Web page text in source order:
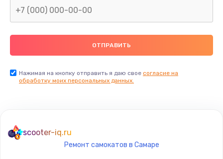
Нажимая на кнопку отправить я даю свое согласие на
обработку моих персональных данных.
scooter-iq.ru
Ремонт самокатов в Самаре